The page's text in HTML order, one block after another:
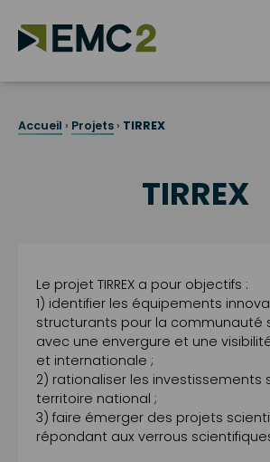
Skip
content
Accueil › Projets › TIRREX
TIRREX
Le projet TIRREX a pour objectifs :
1) identifier les équipements
structurants pour la communauté
avec une envergure et une
et internationale ;
2) rationaliser les investissements
territoire national ;
3) faire émerger des projets
répondant aux verrous